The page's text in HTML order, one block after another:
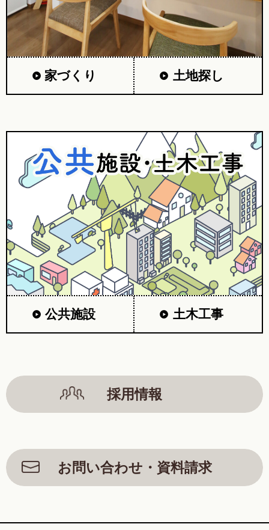
家づくり 土地探し
公共施設 土木工事
採用情報
お問い合わせ・資料請求